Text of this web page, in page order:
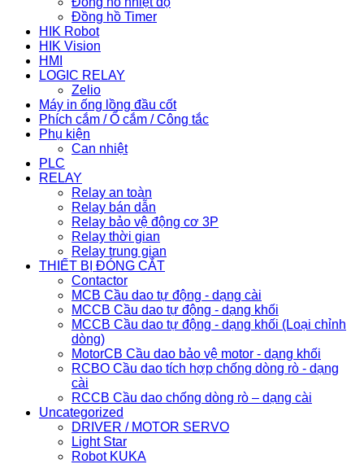
Đồng hồ Timer
HIK Robot
HIK Vision
HMI
LOGIC RELAY
Zelio
Máy in ống lồng đầu cốt
Phích cắm / Ổ cắm / Công tắc
Phụ kiện
Can nhiệt
PLC
RELAY
Relay an toàn
Relay bán dẫn
Relay bảo vệ động cơ 3P
Relay thời gian
Relay trung gian
THIẾT BỊ ĐÓNG CẮT
Contactor
MCB Cầu dao tự động - dạng cài
MCCB Cầu dao tự động - dạng khối
MCCB Cầu dao tự động - dạng khối (Loại chỉnh
dòng)
MotorCB Cầu dao bảo vệ motor - dạng khối
RCBO Cầu dao tích hợp chống dòng rò - dạng
cài
RCCB Cầu dao chống dòng rò – dạng cài
Uncategorized
DRIVER / MOTOR SERVO
Light Star
Robot KUKA